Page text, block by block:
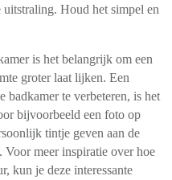
Houd het simpel en
is het belangrijk om een
groter laat lijken. Een
badkamer te verbeteren, is het
bijvoorbeeld een foto op
tintje geven aan de
meer inspiratie over hoe
kun je deze interessante